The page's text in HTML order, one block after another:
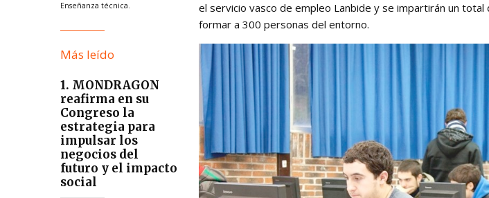
Enseñanza técnica.
Más leído
1. MONDRAGON
reafirma en su
Congreso la
estrategia para
impulsar los
negocios del
futuro y el impacto
social
el servicio vasco de empleo Lanbide y se impartirán un
formar a 300 personas del entorno.